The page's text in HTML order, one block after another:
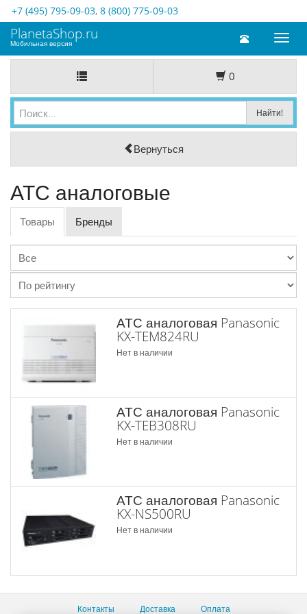
+7 (495) 795-09-03, 8 (800) 775-09-03
Toggle
PlanetaShop.ru
Мобильная версия
0
Вернуться
АТС аналоговые
Товары Бренды
АТС аналоговая Panasonic
KX-TEM824RU
Нет в наличии
АТС аналоговая Panasonic
KX-TEB308RU
Нет в наличии
АТС аналоговая Panasonic
KX-NS500RU
Нет в наличии
Контакты Доставка Оплата